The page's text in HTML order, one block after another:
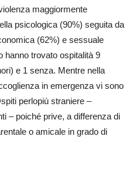
maggiormente
psicologica (90%) seguita da
(62%) e sessuale
hanno trovato ospitalità 9
e 1 senza. Mentre nella
in emergenza vi sono
perlopiù straniere –
– poiché prive, a differenza di
o amicale in grado di